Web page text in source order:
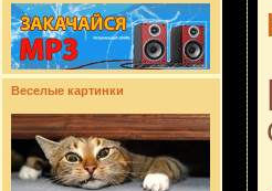
Веселые картинки